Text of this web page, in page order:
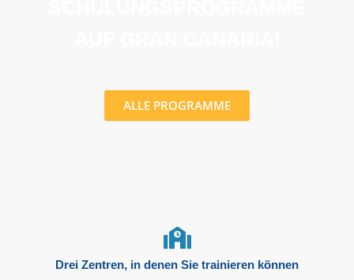
ALLE PROGRAMME
Drei Zentren, in denen Sie trainieren können